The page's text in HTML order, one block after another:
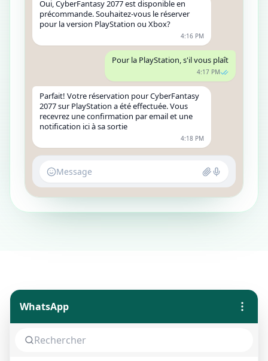
Oui, CyberFantasy 2077 est disponible en
précommande. Souhaitez-vous le réserver
pour la version PlayStation ou Xbox?
4:16 PM
Pour la PlayStation, s'il vous plaît
4:17 PM
Parfait! Votre réservation pour CyberFantasy
2077 sur PlayStation a été effectuée. Vous
recevrez une confirmation par email et une
notification ici à sa sortie
4:18 PM
Message
WhatsApp